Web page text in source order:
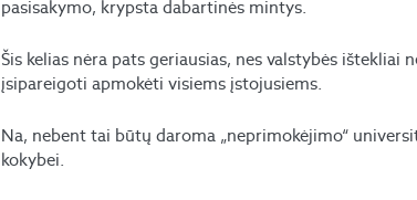
pasisakymo, krypsta dabartinės mintys.
Šis kelias nėra pats geriausias, nes valstybės ištekliai
įsipareigoti apmokėti visiems įstojusiems.
Na, nebent tai būtų daroma „neprimokėjimo“
kokybei.